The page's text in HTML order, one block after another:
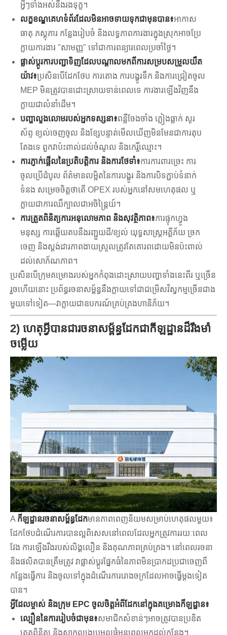
អ្វីៗទាំងអស់នឹងរងទុក្ខ។
លក្ខខណ្ឌគេហទំព័រដែលមិនអាចទាយទុកជាមុនបាន៖អាកាស
ធាតុ ភស្តុភារ កន្លែងរៀបចំ និងលទ្ធភាពការងារក្នុងស្រុកអាចប្រែ
ក្លាយការងារ "សាមញ្ញ" ទៅជាការពន្យារពេលប្រចាំថ្ងៃ។
ផ្លាស់ប្តូរការបញ្ជាទិញដែលបណ្តាលមកពីការសម្របសម្រួលយឺត
យ៉ាវ៖ប្រសិនបើដែកថែប ការតោង ការបង្ហូរទឹក និងការជ្រៀតចូល
MEP មិនត្រូវបានដោះស្រាយទាន់ពេលទេ ការងារឡើងវិញនឹង
ក្លាយជាលំនាំដើម។
បញ្ហាលួងលោមរបស់អ្នកទស្សនា៖ពន្លឺចែងចាំង ភ្លៀងធ្លាក់ សូរ
ស័ព្ទ ខ្យល់ចេញចូល និងខ្សែបន្ទាត់មើលឃើញមិនមែនជាការតុប
តែងទេ ពួកវាប៉ះពាល់ដល់ចំណូល និងកេរ្តិ៍ឈ្មោះ។
ការភ្ញាក់ផ្អើលនៃប្រតិបត្តិការ និងការថែទាំ៖ការការពារច្រេះ ការ
ចូលប្រើដំបូល ព័ត៌មានលម្អិតនៃការបង្ហូរ និងការបិទភ្ជាប់ទំនាក់
ទំនង សម្រេចចិត្តថាតើ OPEX របស់អ្នកនៅសមហេតុផល ឬ
ក្លាយជាការឈឺក្បាលជាអចិន្ត្រៃយ៍។
ការត្រួតពិនិត្យការអនុលោមភាព និងសុវត្ថិភាព៖ការផ្ទុកហ្វូង
មនុស្ស ការឆ្លើយតបនឹងរញ្ជួយដី/ខ្យល់ យុទ្ធសាស្រ្តអគ្គីភ័យ ច្រក
ចេញ និងស្តង់ដារភាពងាយស្រួលត្រូវតែគោរពដោយមិនប៉ះពាល់
ដល់សោភ័ណភាព។
ប្រសិនបើក្រុមគម្រោងរបស់អ្នកកំពុងដោះស្រាយបញ្ហាទាំងនេះពីរ ឬច្រើន
រួចហើយនោះ ប្រព័ន្ធរចនាសម្ព័ន្ធនឹងក្លាយទៅជាជម្រើសវិស្វកម្មច្រើនជាង
មួយទៅទៀត—វាក្លាយជាឧបករណ៍គ្រប់គ្រងហានិភ័យ។
2) ហេតុអ្វីបានជារចនាសម្ព័ន្ធដែកជាកីឡដ្ឋានដ៏រឹងមាំ
ចម្លើយ
A កីឡដ្ឋានរចនាសម្ព័ន្ធដែកមានភាពពេញនិយមសម្រាប់ហេតុផលមួយ៖
ដែកថែបដំណើរការបានល្អពិសេសនៅពេលដែលអ្នកត្រូវការរយៈពេល
វែង ការឡើងរឹងរបស់លិង្គលឿន និងគុណភាពគ្រប់គ្រង។ នៅពេលរចនា
និងផលិតបានត្រឹមត្រូវ វាផ្លាស់ប្តូរផ្នែកធំនៃភាពមិនប្រាកដប្រជាចេញពី
កន្លែងធ្វើការ និងចូលទៅក្នុងដំណើរការរោងចក្រដែលអាចធ្វើម្តងទៀត
បាន។
អ្វីដែលម្ចាស់ និងក្រុម EPC ចូលចិត្តអំពីដែកនៅក្នុងគម្រោងកីឡដ្ឋាន៖
ល្បឿននៃការរៀបចំជាមុន៖សមាជិកសំខាន់ៗអាចត្រូវបានប្រឌិត
ត្រួតពិនិត្យ និងសាកល្បងប្រមូលផ្តុំមុនពេលមកដល់កន្លែង។